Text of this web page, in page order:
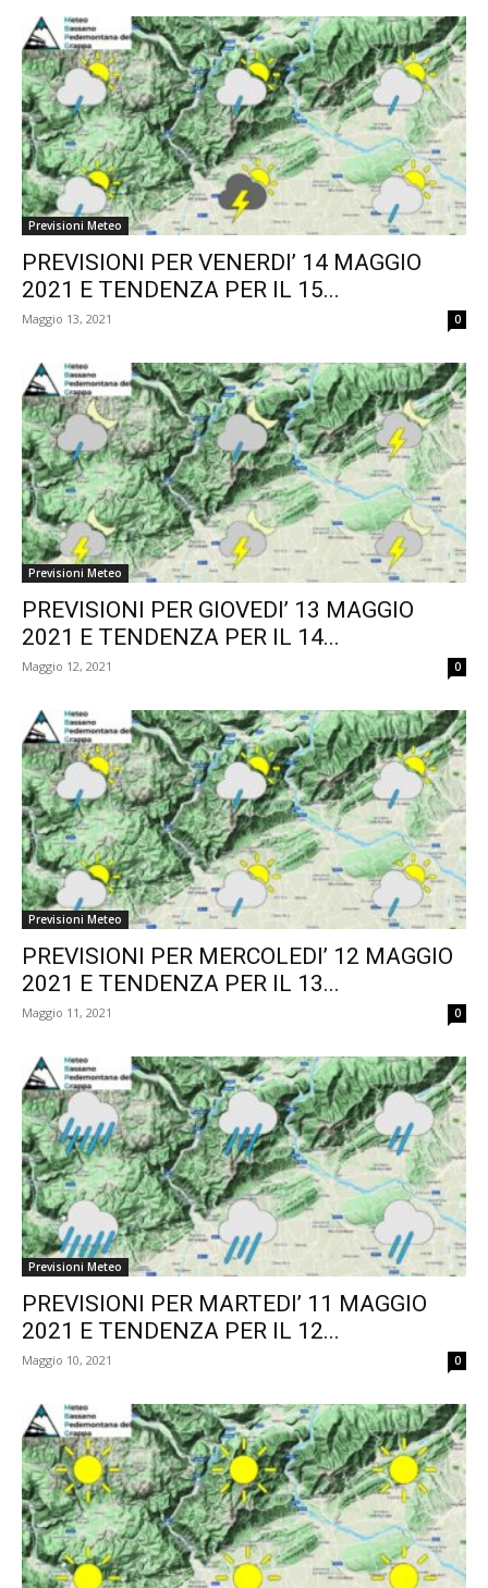
Previsioni Meteo
PREVISIONI PER VENERDI’ 14 MAGGIO
2021 E TENDENZA PER IL 15...
Maggio 13, 2021 0
Previsioni Meteo
PREVISIONI PER GIOVEDI’ 13 MAGGIO
2021 E TENDENZA PER IL 14...
Maggio 12, 2021 0
Previsioni Meteo
PREVISIONI PER MERCOLEDI’ 12 MAGGIO
2021 E TENDENZA PER IL 13...
Maggio 11, 2021 0
Previsioni Meteo
PREVISIONI PER MARTEDI’ 11 MAGGIO
2021 E TENDENZA PER IL 12...
Maggio 10, 2021 0